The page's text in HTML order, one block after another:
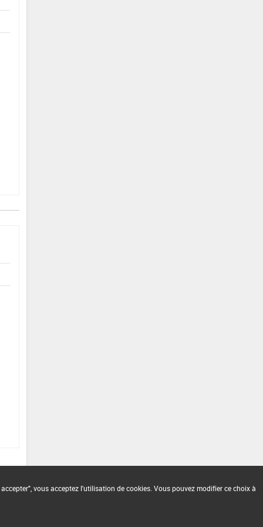
vous acceptez l'utilisation de cookies. Vous pouvez modifier ce choix à